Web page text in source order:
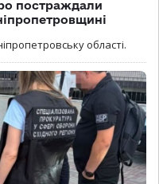
постраждали
області.